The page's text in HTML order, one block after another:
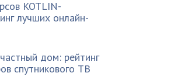
KOTLIN-
лучших онлайн-
дом: рейтинг
спутникового ТВ